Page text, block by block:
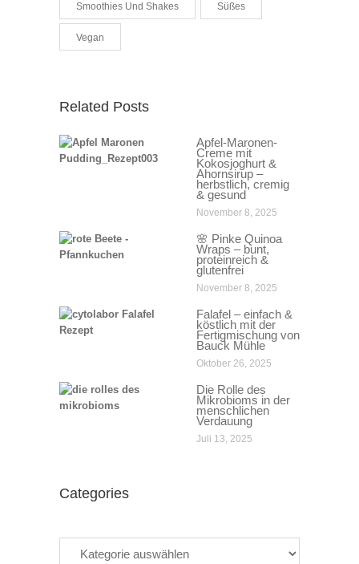
Smoothies Und Shakes Süßes
Vegan
Related Posts
Apfel-Maronen-
Creme mit
Kokosjoghurt &
Ahornsirup –
herbstlich, cremig
& gesund
November 8, 2025
🌸 Pinke Quinoa
Wraps – bunt,
proteinreich &
glutenfrei
November 8, 2025
Falafel – einfach &
köstlich mit der
Fertigmischung von
Bauck Mühle
Oktober 26, 2025
Die Rolle des
Mikrobioms in der
menschlichen
Verdauung
Juli 13, 2025
Categories